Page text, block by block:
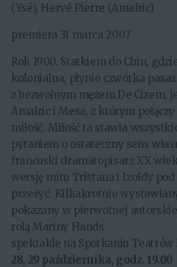
(Ysé), Hervé Pierre (Amalric)
premiera 31 marca 2007
Rok 1900. Statkiem do Chin,
kolonialna, płynie czwórka
z bezwolnym mężem De Cizem,
Amalric i Mesa, z którym
miłość. Miłość ta stawia
pytaniem o ostateczny sens
francuski dramatopisarz XX
wersję mitu Tristana i Izoldy pod
przeżyć. Kilkakrotnie
pokazany w pierwotnej
rolą Mariny Hands.
spektakle na Spotkaniu Teatrów
28, 29 października, godz. 19.00